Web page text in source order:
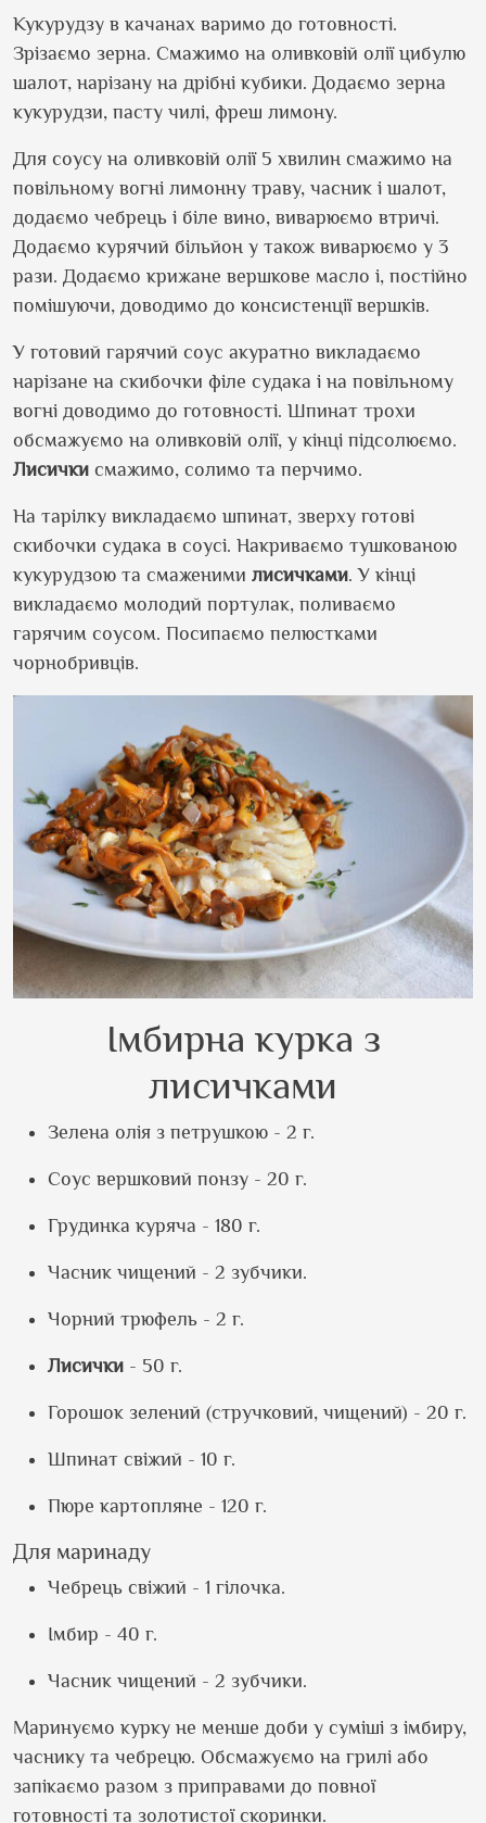
Кукурудзу в качанах варимо до готовності.
Зрізаємо зерна. Смажимо на оливковій олії цибулю
шалот, нарізану на дрібні кубики. Додаємо зерна
кукурудзи, пасту чилі, фреш лимону.
Для соусу на оливковій олії 5 хвилин смажимо на
повільному вогні лимонну траву, часник і шалот,
додаємо чебрець і біле вино, виварюємо втричі.
Додаємо курячий більйон у також виварюємо у 3
рази. Додаємо крижане вершкове масло і, постійно
помішуючи, доводимо до консистенції вершків.
У готовий гарячий соус акуратно викладаємо
нарізане на скибочки філе судака і на повільному
вогні доводимо до готовності. Шпинат трохи
обсмажуємо на оливковій олії, у кінці підсолюємо.
Лисички смажимо, солимо та перчимо.
На тарілку викладаємо шпинат, зверху готові
скибочки судака в соусі. Накриваємо тушкованою
кукурудзою та смаженими лисичками. У кінці
викладаємо молодий портулак, поливаємо
гарячим соусом. Посипаємо пелюстками
чорнобривців.
Імбирна курка з
лисичками
Зелена олія з петрушкою - 2 г.
Соус вершковий понзу - 20 г.
Грудинка куряча - 180 г.
Часник чищений - 2 зубчики.
Чорний трюфель - 2 г.
Лисички - 50 г.
Горошок зелений (стручковий, чищений) - 20 г.
Шпинат свіжий - 10 г.
Пюре картопляне - 120 г.
Для маринаду
Чебрець свіжий - 1 гілочка.
Імбир - 40 г.
Часник чищений - 2 зубчики.
Маринуємо курку не менше доби у суміші з імбиру,
часнику та чебрецю. Обсмажуємо на грилі або
запікаємо разом з приправами до повної
готовності та золотистої скоринки.